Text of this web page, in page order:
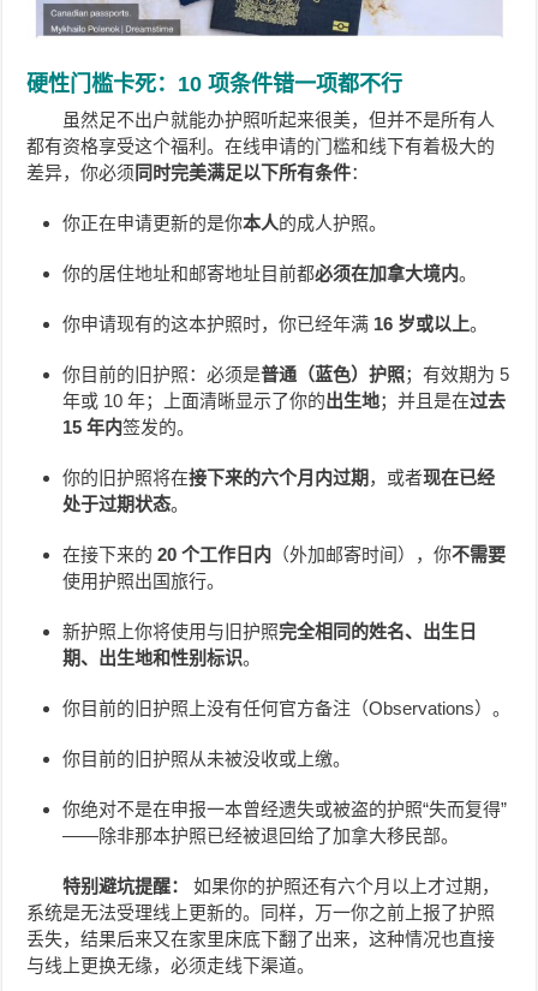
硬性门槛卡死：10 项条件错一项都不行
虽然足不出户就能办护照听起来很美，但并不是所有人
都有资格享受这个福利。在线申请的门槛和线下有着极大的
差异，你必须 同时完美满足以下所有条件：
你正在申请更新的是你本人的成人护照。
你的居住地址和邮寄地址目前都必须在加拿大境内。
你申请现有的这本护照时，你已经年满 16 岁或以上。
你目前的旧护照：必须是普通（蓝色）护照；有效期为 5
年或 10 年；上面清晰显示了你的出生地；并且是在过去
15 年内签发的。
你的旧护照将在接下来的六个月内过期 ，或者现在已经
处于过期状态。
在接下来的20 个工作日内 （外加邮寄时间），你不需要
使用护照出国旅行。
新护照上你将使用与旧护照完全相同的姓名、出生日
期、出生地和性别标识。
你目前的旧护照上没有任何官方备注（Observations）。
你目前的旧护照从未被没收或上缴。
你绝对不是在申报一本曾经遗失或被盗的护照“失而复得”
——除非那本护照已经被退回给了加拿大移民部。
特别避坑提醒：
如果你的护照还有六个月以上才过期，
系统是无法受理线上更新的。同样，万一你之前上报了护照
丢失，结果后来又在家里床底下翻了出来，这种情况也直接
与线上更换无缘，必须走线下渠道。